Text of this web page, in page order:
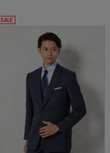
SALE